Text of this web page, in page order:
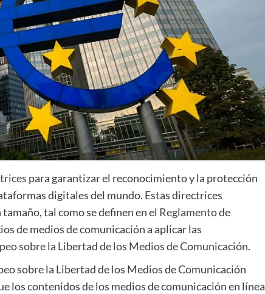
para garantizar el reconocimiento y la protección
digitales del mundo. Estas directrices
tal como se definen en el Reglamento de
de medios de comunicación a aplicar las
sobre la Libertad de los Medios de Comunicación.
sobre la Libertad de los Medios de Comunicación
los contenidos de los medios de comunicación en línea